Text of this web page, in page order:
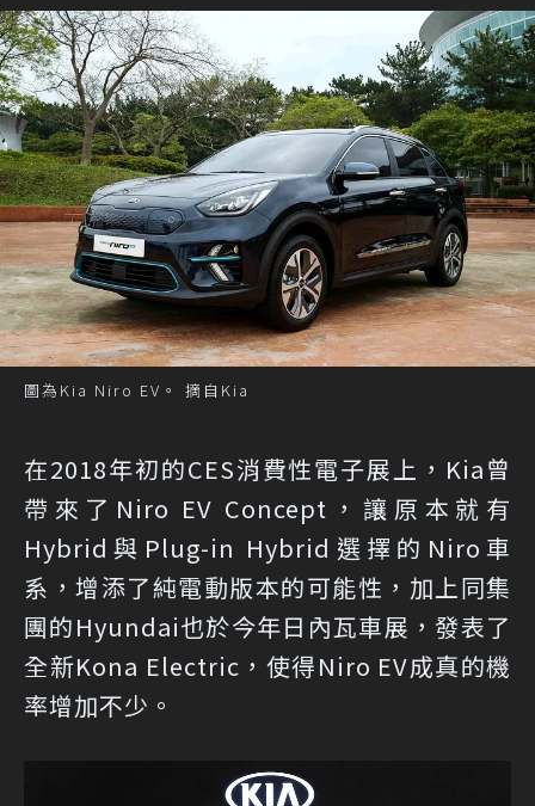
圖為Kia Niro EV。 摘自Kia
在2018年初的CES消費性電子展上，Kia曾
帶來了Niro EV Concept，讓原本就有
Hybrid與Plug-in Hybrid選擇的Niro車
系，增添了純電動版本的可能性，加上同集
團的Hyundai也於今年日內瓦車展，發表了
全新Kona Electric，使得Niro EV成真的機
率增加不少。